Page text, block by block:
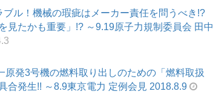
ル！機械の瑕疵はメーカー責任を問うべき!?
見たかも重要」!? ～9.19原子力規制委員会 田中
発3号機の燃料取り出しのための「燃料取扱
合発生!! ～8.9東京電力 定例会見 2018.8.9